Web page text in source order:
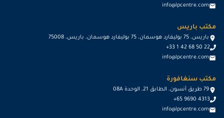
info@lpcentre.com
مكتب باريس
باريس، 75 بوليفارد هوسمان، 75 بوليفارد هوسمان، باريس، 75008
+33 1 42 68 50 22
info@lpcentre.com
مكتب سنغافورة
79 طريق أنسون، الطابق 21، الوحدة 08A
+65 9690 4313
info@lpcentre.com